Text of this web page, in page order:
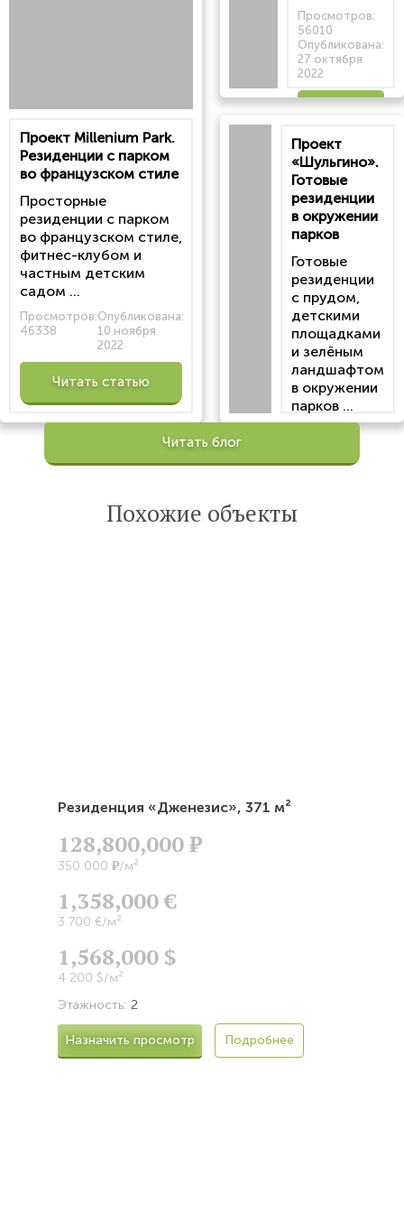
Проект Millenium Park.
Резиденции с парком
во французском стиле
Просторные
резиденции с парком
во французском стиле,
фитнес-клубом и
частным детским
садом ...
Просмотров:
46338
Опубликована:
10 ноября
2022
Читать статью
Просмотров:
56010
Опубликована:
27 октября
2022
статью
Проект
«Шульгино».
Готовые
резиденции
в окружении
парков
Готовые
резиденции
с прудом,
детскими
площадками
и зелёным
ландшафтом
в окружении
парков ...
Просмотров:
Опубликована:
Читать блог
Похожие объекты
Резиденция «Дженезис», 371 м²
128,800,000Р
350 000 Р/м²
1,358,000 €
3 700 €/м²
1,568,000 $
4 200 $/м²
Этажность: 2
Назначить просмотр Подробнее